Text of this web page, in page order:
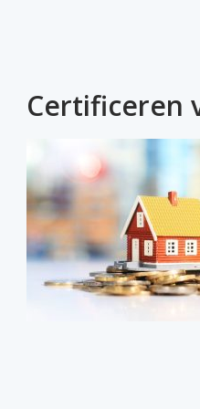
Certificeren